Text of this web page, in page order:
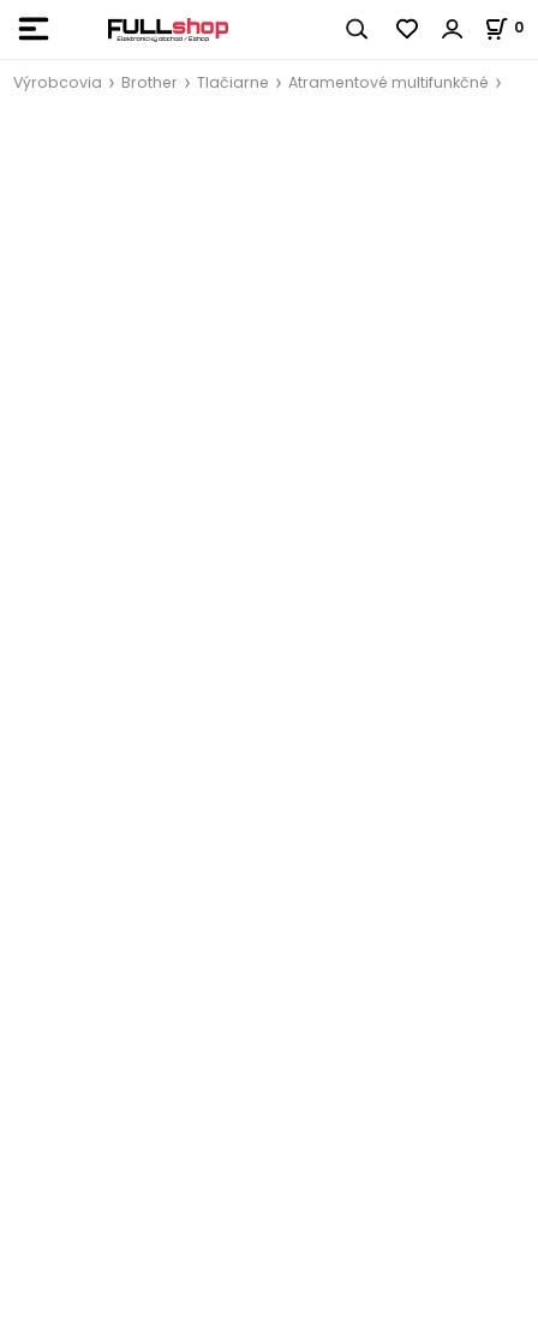
0
Výrobcovia Brother Tlačiarne Atramentové multifunkčné